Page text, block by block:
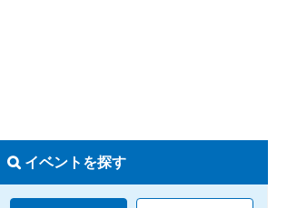
イベントを探す